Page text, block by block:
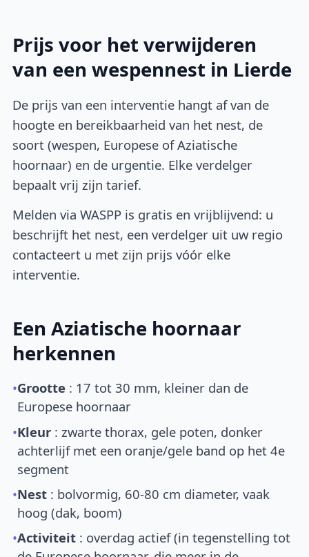
Prijs voor het verwijderen
van een wespennest in Lierde
De prijs van een interventie hangt af van de
hoogte en bereikbaarheid van het nest, de
soort (wespen, Europese of Aziatische
hoornaar) en de urgentie. Elke verdelger
bepaalt vrij zijn tarief.
Melden via WASPP is gratis en vrijblijvend: u
beschrijft het nest, een verdelger uit uw regio
contacteert u met zijn prijs vóór elke
interventie.
Een Aziatische hoornaar
herkennen
•Grootte : 17 tot 30 mm, kleiner dan de
Europese hoornaar
•Kleur : zwarte thorax, gele poten, donker
achterlijf met een oranje/gele band op het 4e
segment
•Nest : bolvormig, 60-80 cm diameter, vaak
hoog (dak, boom)
•Activiteit : overdag actief (in tegenstelling tot